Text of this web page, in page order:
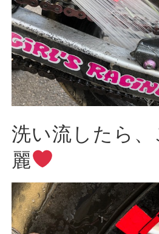
洗い流したら
麗